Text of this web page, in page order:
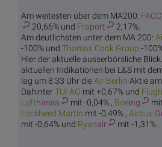
Am weitesten über dem MA200: FACC
20,66% und Fraport
2,17%.
Am deutlichsten unter dem MA 200:
-100% und Thomas Cook Group -
Hier der aktuelle ausserbörsliche
aktuellen Indikationen bei L&S mit
lag um 8:33 Uhr dieAir Berlin-Aktie
DahinterTUI AG mit +0,67% und
Lufthansa mit -0,04% , Boeing
Lockheed Martin mit -0,49% , Airbus
mit -0,64% und Ryanair mit -1,31% .